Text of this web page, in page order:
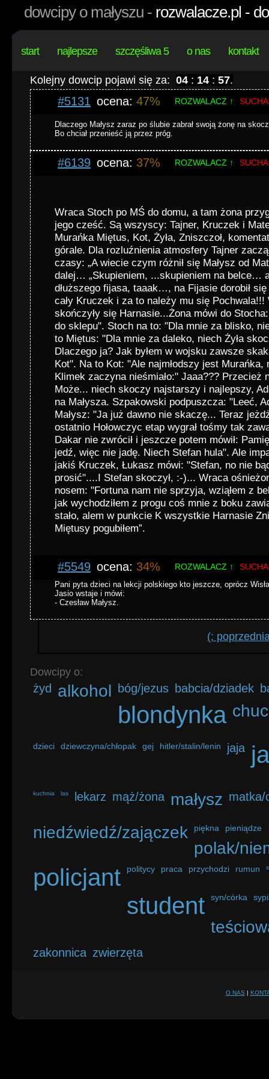
dowcipy o małyszu - rozwalacze.pl -
start najlepsze szczęśliwa 5 o nas kontakt
Kolejny dowcip pojawi się za: 04 : 14 : 57.
#5131 ocena: 47% ROZWALACZ ↑
Dlaczego Małysz zaraz po ślubie zabrał swoją żonę na
Bo chciał przenieść ją przez próg.
#6139 ocena: 37% ROZWALACZ ↑
Wraca Stoch po MŚ do domu, a tam żona
jego cześć. Są wszyscy: Tajner, Kruczek i
Murańka Miętus, Kot, Żyła, Zniszczoł,
górale. Dla rozluźnienia atmosfery Tajner
czasy: „A wiecie czym różnił się Małysz od
dalej… „Skupieniem, ...skupieniem na belce…
dłuższego fijasa, taaak…, na Fijasie dorobił się
cały Kruczek i za to należy mu się
skończyły się Harnasie...Żona mówi do
do sklepu". Stoch na to: "Dla mnie za blisko,
to Miętus: "Dla mnie za daleko, niech Żyła
Dlaczego ja? Jak byłem w wojsku zawsze
Kot". Na to Kot: "Ale najmłodszy jest
Klimek zaczyna nieśmiało:" Jaaa??? Przecież
Może... niech skoczy najstarszy i najlepszy,
na Małysza. Szpakowski podpuszcza: "Leeć,
Małysz: "Ja już dawno nie skaczę... Teraz
ostatnio Hołowczyc etap wygrał tośmy tak
Dakar nie zwrócił i jeszcze potem mówił:
jedź, więc nie jadę. Niech Stefan hula". Ale
jakiś Kruczek, Łukasz mówi: "Stefan, no nie
prosić"....I Stefan skoczył, :-)... Wraca
nosem: "Fortuna nam nie sprzyja, wziąłem z
jak wychodziłem z progu coś mnie z boku
stało, alem w punkcie K wszystkie Harnasie
Miętusy pogubiłem”.
#5549 ocena: 34% ROZWALACZ ↑
Pani pyta dzieci na lekcji polskiego kto jeszcze, oprócz
Jasio wstaje i mówi:
- Czesław Małysz.
(:
Dowcipy o:
żyd alkohol bóg/jezus babcia/dziadek
blondynka
dzieci dziewczyna/chłopak gej hitler/stalin/lenin jaja
kuchnia las lekarz mąż/żona małysz matka/
niedźwiedź/zajączek piękna pieniądze
polak/
policjant politycy praca przychodzi rumun
student syn/córka
zakonnica zwierzęta
O NAS |